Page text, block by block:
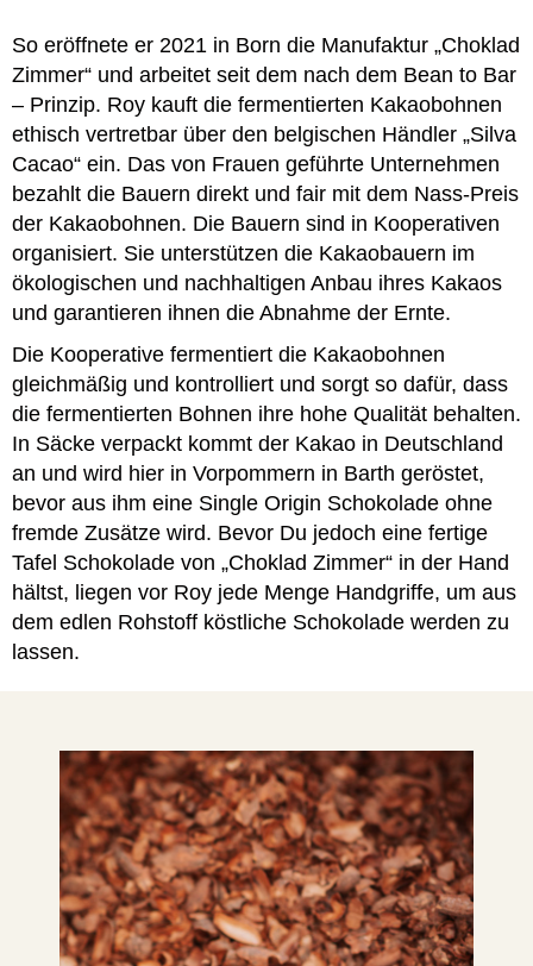
So eröffnete er 2021 in Born die Manufaktur „Choklad
Zimmer“ und arbeitet seit dem nach dem Bean to Bar
– Prinzip. Roy kauft die fermentierten Kakaobohnen
ethisch vertretbar über den belgischen Händler „Silva
Cacao“ ein. Das von Frauen geführte Unternehmen
bezahlt die Bauern direkt und fair mit dem Nass-Preis
der Kakaobohnen. Die Bauern sind in Kooperativen
organisiert. Sie unterstützen die Kakaobauern im
ökologischen und nachhaltigen Anbau ihres Kakaos
und garantieren ihnen die Abnahme der Ernte.
Die Kooperative fermentiert die Kakaobohnen
gleichmäßig und kontrolliert und sorgt so dafür, dass
die fermentierten Bohnen ihre hohe Qualität behalten.
In Säcke verpackt kommt der Kakao in Deutschland
an und wird hier in Vorpommern in Barth geröstet,
bevor aus ihm eine Single Origin Schokolade ohne
fremde Zusätze wird. Bevor Du jedoch eine fertige
Tafel Schokolade von „Choklad Zimmer“ in der Hand
hältst, liegen vor Roy jede Menge Handgriffe, um aus
dem edlen Rohstoff köstliche Schokolade werden zu
lassen.